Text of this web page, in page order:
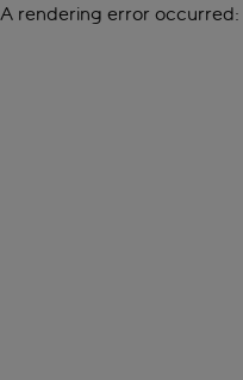
A rendering error occurred: